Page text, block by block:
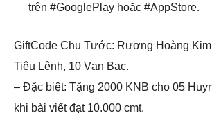
trên #GooglePlay hoặc #AppStore.
GiftCode Chu Tước: Rương Hoàng
Tiêu Lệnh, 10 Vạn Bạc.
– Đặc biệt: Tặng 2000 KNB cho 05
khi bài viết đạt 10.000 cmt.